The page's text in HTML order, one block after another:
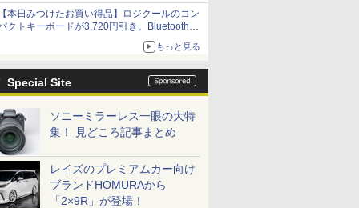
本日みつけたお買い得品】ロジクールのコン
クトキーボードが3,720円引き。Bluetoothで3
もっと見る
Special Site
ソニーミラーレス一眼の大特
集！ 見どころ記事まとめ
レイズのプレミアムカー向け
ブランドHOMURAから
「2×9R」が登場！